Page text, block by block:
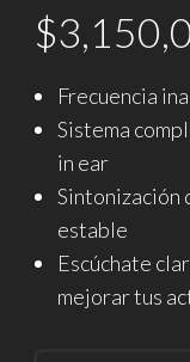
$
Frecuencia
Sistema
in ear
Sintonización
estable
Escúchate
mejorar tus